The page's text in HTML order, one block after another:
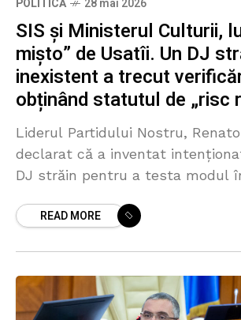
POLITICĂ 28 mai 2026
SIS și Ministerul Culturii,
mișto” de Usatîi. Un DJ
inexistent a trecut
obținând statutul de „risc
Liderul Partidului Nostru,
declarat că a inventat
DJ străin pentru a testa modul
Securitate verifică artiștii propuși
READ MORE